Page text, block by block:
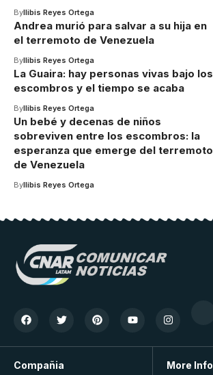
ByIlibis Reyes Ortega
Andrea murió para salvar a su hija en
el terremoto de Venezuela
ByIlibis Reyes Ortega
La Guaira: hay personas vivas bajo los
escombros y el tiempo se acaba
ByIlibis Reyes Ortega
Un bebé y decenas de niños
sobreviven entre los escombros: la
esperanza que emerge del terremoto
de Venezuela
ByIlibis Reyes Ortega
Compañia More Info